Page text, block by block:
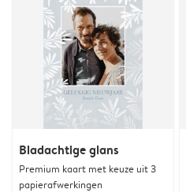
Bladachtige glans
Premium kaart met keuze uit 3
papierafwerkingen